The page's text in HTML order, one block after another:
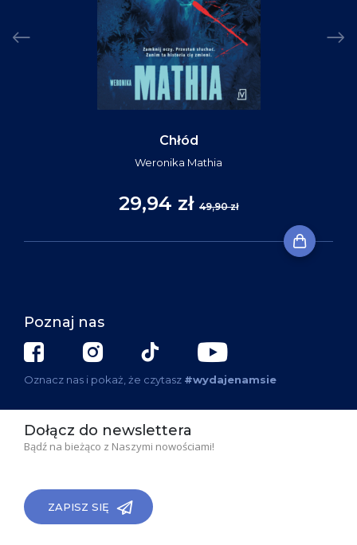
Chłód
Weronika Mathia
29,94 zł 49,90 zł
Poznaj nas
Oznacz nas i pokaż, że czytasz #wydajenamsie
Dołącz do newslettera
Bądź na bieżąco z Naszymi nowościami!
ZAPISZ SIĘ